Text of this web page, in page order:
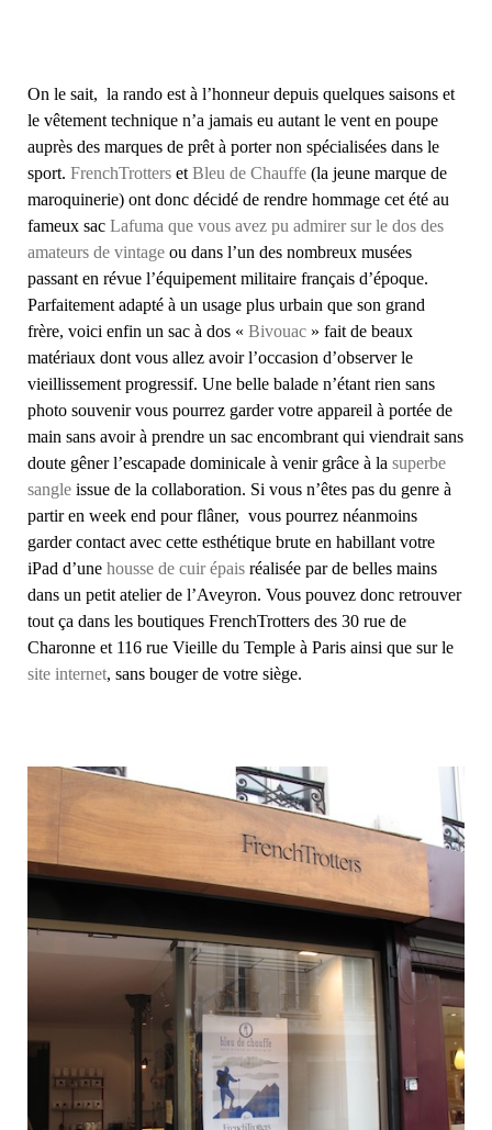
On le sait, la rando est à l’honneur depuis quelques saisons et
le vêtement technique n’a jamais eu autant le vent en poupe
auprès des marques de prêt à porter non spécialisées dans le
sport. FrenchTrotters etBleu de Chauffe (la jeune marque de
maroquinerie) ont donc décidé de rendre hommage cet été au
fameux sac Lafuma que vous avez pu admirer sur le dos des
amateurs de vintage ou dans l’un des nombreux musées
passant en révue l’équipement militaire français d’époque.
Parfaitement adapté à un usage plus urbain que son grand
frère, voici enfin un sac à dos « Bivouac » fait de beaux
matériaux dont vous allez avoir l’occasion d’observer le
vieillissement progressif. Une belle balade n’étant rien sans
photo souvenir vous pourrez garder votre appareil à portée de
main sans avoir à prendre un sac encombrant qui viendrait sans
doute gêner l’escapade dominicale à venir grâce à la superbe
sangle issue de la collaboration. Si vous n’êtes pas du genre à
partir en week end pour flâner, vous pourrez néanmoins
garder contact avec cette esthétique brute en habillant votre
iPad d’une housse de cuir épais réalisée par de belles mains
dans un petit atelier de l’Aveyron. Vous pouvez donc retrouver
tout ça dans les boutiques FrenchTrotters des 30 rue de
Charonne et 116 rue Vieille du Temple à Paris ainsi que sur le
site internet, sans bouger de votre siège.